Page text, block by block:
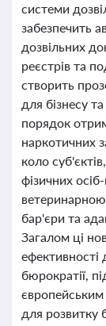
системи
забезпечить
дозвільних
реєстрів та
створить
для бізнесу
порядок
наркотичних
коло
фізичних
бар'єри та
Загалом ці
ефективності
бюрократії,
для розвитку